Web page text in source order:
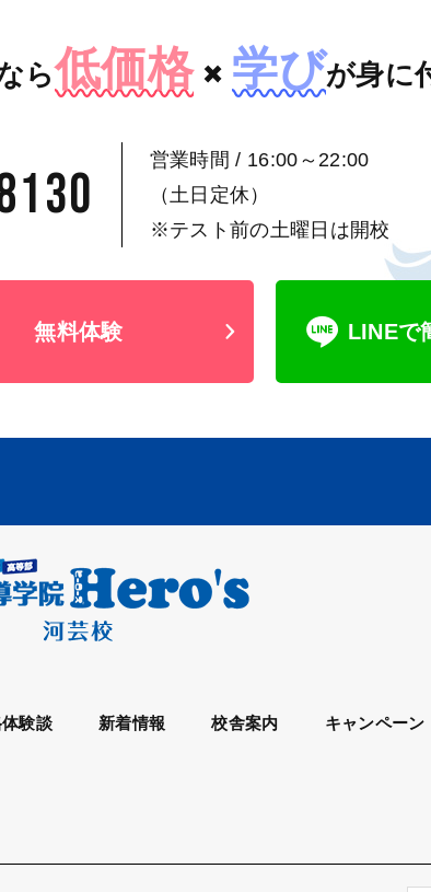
ら低価格 × 学びが身に
営業時間 / 16:00～22:00
（土日定休）
※テスト前の土曜日は開校
無料体験 LINEで
験談 新着情報 校舎案内 キャンペーン